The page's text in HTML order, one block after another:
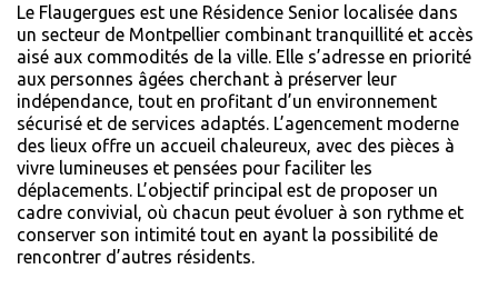
Le Flaugergues est une Résidence Senior localisée dans
un secteur de Montpellier combinant tranquillité et accès
aisé aux commodités de la ville. Elle s’adresse en priorité
aux personnes âgées cherchant à préserver leur
indépendance, tout en profitant d’un environnement
sécurisé et de services adaptés. L’agencement moderne
des lieux offre un accueil chaleureux, avec des pièces à
vivre lumineuses et pensées pour faciliter les
déplacements. L’objectif principal est de proposer un
cadre convivial, où chacun peut évoluer à son rythme et
conserver son intimité tout en ayant la possibilité de
rencontrer d’autres résidents.